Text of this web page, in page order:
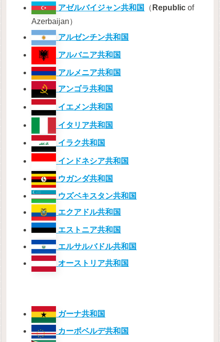
アゼルバイジャン共和国
（ Republic of
Azerbaijan）
アルゼンチン共和国
アルバニア共和国
アルメニア共和国
アンゴラ共和国
イエメン共和国
イタリア共和国
イラク共和国
インドネシア共和国
ウガンダ共和国
ウズベキスタン共和国
エクアドル共和国
エストニア共和国
エルサルバドル共和国
オーストリア共和国
ガーナ共和国
カーボベルデ共和国